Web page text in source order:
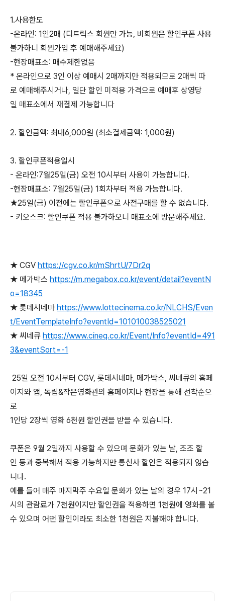
1.사용한도
-온라인: 1인2매 (디트릭스 회원만 가능, 비회원은 할인쿠폰 사용
불가하니 회원가입 후 예매해주세요)
-현장매표소: 매수제한없음
* 온라인으로 3인 이상 예매시 2매까지만 적용되므로 2매씩 따
로 예매해주시거나, 일단 할인 미적용 가격으로 예매후 상영당
일 매표소에서 재결제 가능합니다
2. 할인금액: 최대6,000원 (최소결제금액: 1,000원)
3. 할인쿠폰적용일시
- 온라인:7월25일(금) 오전 10시부터 사용이 가능합니다.
-현장매표소: 7월25일(금) 1회차부터 적용 가능합니다.
★25일(금) 이전에는 할인쿠폰으로 사전구매를 할 수 없습니다.
- 키오스크: 할인쿠폰 적용 불가하오니 매표소에 방문해주세요.
★ CGV https://cgv.co.kr/mShrtU/7Dr2q
★ 메가박스 https://m.megabox.co.kr/event/detail?eventN
o=18345
★ 롯데시네마 https://www.lottecinema.co.kr/NLCHS/Even
t/EventTemplateInfo?eventId=101010038525021
★ 씨네큐 https://www.cineq.co.kr/Event/Info?eventId=491
3&eventSort=-1
25일 오전 10시부터 CGV, 롯데시네마, 메가박스, 씨네큐의 홈페
이지와 앱, 독립&작은영화관의 홈페이지나 현장을 통해 선착순으
로
1인당 2장씩 영화 6천원 할인권을 받을 수 있습니다.
쿠폰은 9월 2일까지 사용할 수 있으며 문화가 있는 날, 조조 할
인 등과 중복해서 적용 가능하지만 통신사 할인은 적용되지 않습
니다.
예를 들어 매주 마지막주 수요일 문화가 있는 날의 경우 17시~21
시의 관람료가 7천원이지만 할인권을 적용하면 1천원에 영화를 볼
수 있으며 어떤 할인이라도 최소한 1천원은 지불해야 합니다.